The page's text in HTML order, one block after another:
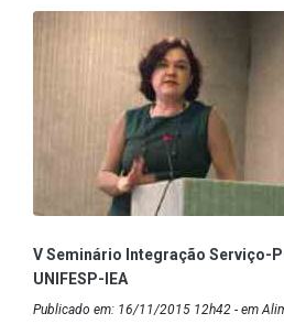
V Seminário Integração Serviço-
UNIFESP-IEA
Publicado em: 16/11/2015 12h42 - em